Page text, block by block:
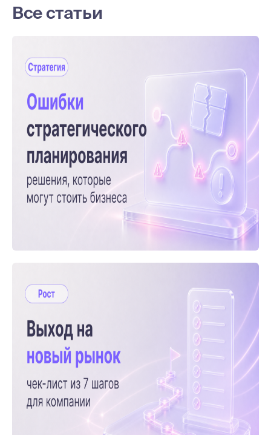
Все статьи